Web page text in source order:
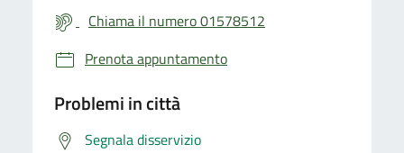
Chiama il numero 01578512
Prenota appuntamento
Problemi in città
Segnala disservizio